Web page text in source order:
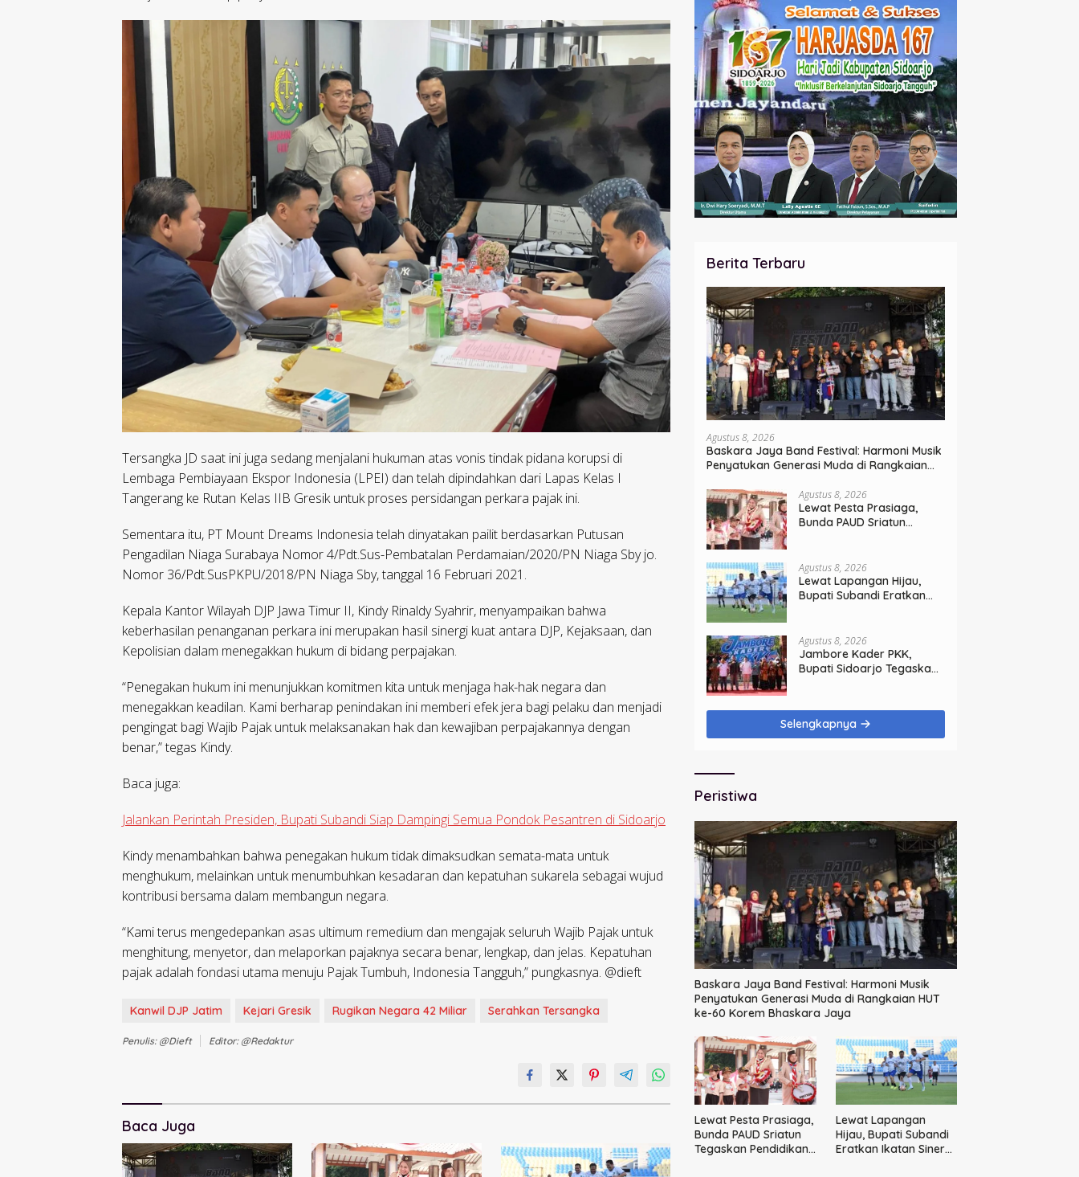
Tersangka JD saat ini juga sedang menjalani hukuman atas vonis tindak pidana korupsi di
Lembaga Pembiayaan Ekspor Indonesia (LPEI) dan telah dipindahkan dari Lapas Kelas I
Tangerang ke Rutan Kelas IIB Gresik untuk proses persidangan perkara pajak ini.
Sementara itu, PT Mount Dreams Indonesia telah dinyatakan pailit berdasarkan Putusan
Pengadilan Niaga Surabaya Nomor 4/Pdt.Sus-Pembatalan Perdamaian/2020/PN Niaga Sby jo.
Nomor 36/Pdt.SusPKPU/2018/PN Niaga Sby, tanggal 16 Februari 2021.
Kepala Kantor Wilayah DJP Jawa Timur II, Kindy Rinaldy Syahrir, menyampaikan bahwa
keberhasilan penanganan perkara ini merupakan hasil sinergi kuat antara DJP, Kejaksaan, dan
Kepolisian dalam menegakkan hukum di bidang perpajakan.
“Penegakan hukum ini menunjukkan komitmen kita untuk menjaga hak-hak negara dan
menegakkan keadilan. Kami berharap penindakan ini memberi efek jera bagi pelaku dan menjadi
pengingat bagi Wajib Pajak untuk melaksanakan hak dan kewajiban perpajakannya dengan
benar,” tegas Kindy.
Baca juga:
Jalankan Perintah Presiden, Bupati Subandi Siap Dampingi Semua Pondok Pesantren di Sidoarjo
Kindy menambahkan bahwa penegakan hukum tidak dimaksudkan semata-mata untuk
menghukum, melainkan untuk menumbuhkan kesadaran dan kepatuhan sukarela sebagai wujud
kontribusi bersama dalam membangun negara.
“Kami terus mengedepankan asas ultimum remedium dan mengajak seluruh Wajib Pajak untuk
menghitung, menyetor, dan melaporkan pajaknya secara benar, lengkap, dan jelas. Kepatuhan
pajak adalah fondasi utama menuju Pajak Tumbuh, Indonesia Tangguh,” pungkasnya. @dieft
Kanwil DJP Jatim Kejari Gresik Rugikan Negara 42 Miliar Serahkan Tersangka
Penulis: @dieft Editor: @redaktur
Baca Juga
Berita Terbaru
Agustus 8, 2026
Baskara Jaya Band Festival: Harmoni Musik
Penyatukan Generasi Muda di Rangkaian
Agustus 8, 2026
Lewat Pesta Prasiaga,
Bunda PAUD Sriatun
Masa Depan Anak
Agustus 8, 2026
Lewat Lapangan Hijau,
Bupati Subandi Eratkan
Agustus 8, 2026
Jambore Kader PKK,
Bupati Sidoarjo Tegaskan
Selengkapnya
Peristiwa
Baskara Jaya Band Festival: Harmoni Musik
Penyatukan Generasi Muda di Rangkaian HUT
ke-60 Korem Bhaskara Jaya
Lewat Pesta Prasiaga,
Bunda PAUD Sriatun
Tegaskan Pendidikan
Lewat Lapangan
Hijau, Bupati Subandi
Eratkan Ikatan Sinergi